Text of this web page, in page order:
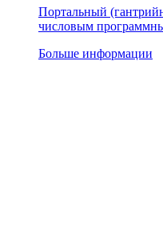
Портальный
числовым
Больше информации